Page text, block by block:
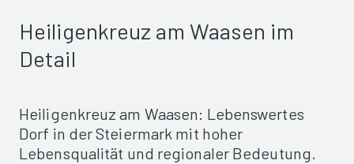
Heiligenkreuz am Waasen im
Detail
Heiligenkreuz am Waasen: Lebenswertes
Dorf in der Steiermark mit hoher
Lebensqualität und regionaler Bedeutung.